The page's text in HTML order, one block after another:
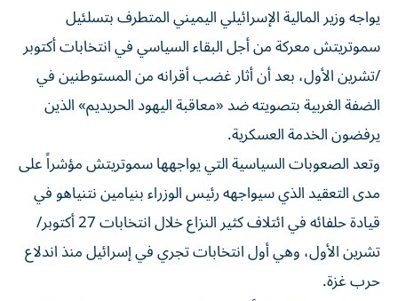
يواجه وزير المالية الإسرائيلي اليميني المتطرف بتسلئيل
سموتريتش معركة من أجل البقاء السياسي ‌في انتخابات أكتوبر
/تشرين الأول، بعد أن أثار غضب أقرانه من المستوطنين في
الضفة الغربية بتصويته ضد «معاقبة اليهود الحريديم» الذين
يرفضون الخدمة العسكرية.
وتعد الصعوبات ​السياسية التي يواجهها سموتريتش مؤشراً ⁠على
مدى التعقيد الذي سيواجهه رئيس الوزراء بنيامين نتنياهو في
قيادة حلفائه في ائتلاف كثير النزاع خلال انتخابات 27 أكتوبر/
تشرين الأول، ‌وهي أول انتخابات تجري في إسرائيل منذ اندلاع
‌حرب غزة.